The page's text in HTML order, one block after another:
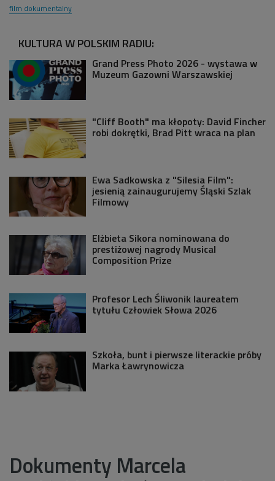
film dokumentalny
KULTURA W POLSKIM RADIU:
Grand Press Photo 2026 - wystawa w
Muzeum Gazowni Warszawskiej
"Cliff Booth" ma kłopoty: David Fincher
robi dokrętki, Brad Pitt wraca na plan
Ewa Sadkowska z "Silesia Film":
jesienią zainaugurujemy Śląski Szlak
Filmowy
Elżbieta Sikora nominowana do
prestiżowej nagrody Musical
Composition Prize
Profesor Lech Śliwonik laureatem
tytułu Człowiek Słowa 2026
Szkoła, bunt i pierwsze literackie próby
Marka Ławrynowicza
Dokumenty Marcela